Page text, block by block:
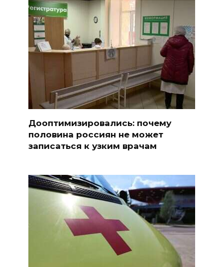
Дооптимизировались: почему
половина россиян не может
записаться к узким врачам